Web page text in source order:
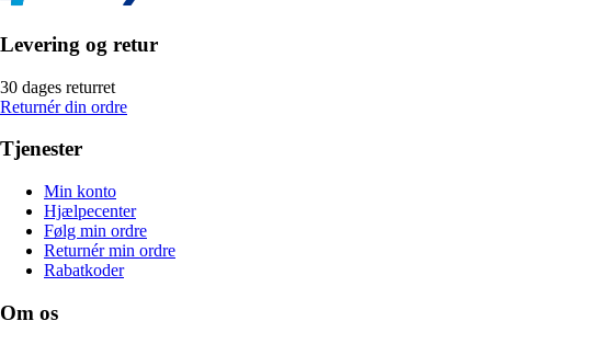
Levering og retur
30 dages returret
Returnér din ordre
Tjenester
Min konto
Hjælpecenter
Følg min ordre
Returnér min ordre
Rabatkoder
Om os